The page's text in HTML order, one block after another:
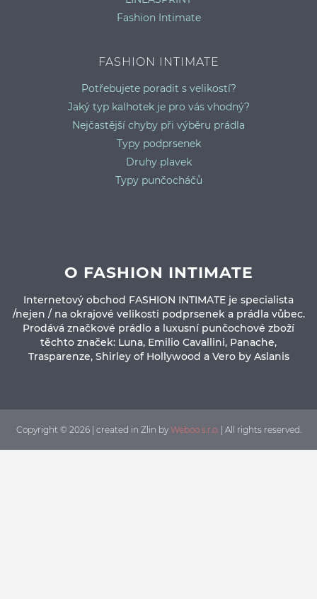
Fashion Intimate
FASHION INTIMATE
Potřebujete poradit s velikostí?
Jaký typ kalhotek je pro vás vhodný?
Nejčastější chyby při výběru prádla
Typy podprsenek
Druhy plavek
Typy punčocháčů
O FASHION INTIMATE
Internetový obchod FASHION INTIMATE je specialista
/nejen / na okrajové velikosti podprsenek a prádla vůbec.
Prodává značkové prádlo a luxusní punčochové zboží
těchto značek: Luna, Emilio Cavallini, Panache,
Trasparenze, Shirley of Hollywood a Vero by Aslanis
Copyright © 2026 | created in Zlin by Weboo s.r.o. | All rights reserved.